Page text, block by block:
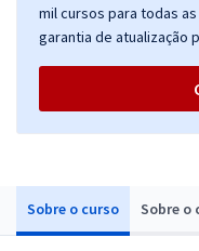
Sobre o curso Sobre o
mil cursos para todas
garantia de atualização